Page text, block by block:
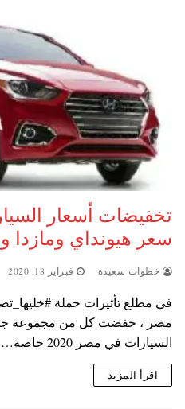
سعر هيونداي ومازدا
خطوات سعيدة فبراير 18, 2020
في مطلع تأثيرات حملة
مصر ، خفضت كل من مجموعة جبي
السيارات في مصر 2020 خاصة…
اقرأ المزيد